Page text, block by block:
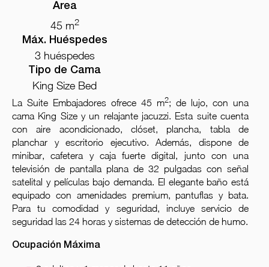
Área
45 m2
Máx. Huéspedes
3 huéspedes
Tipo de Cama
King Size Bed
La Suite Embajadores ofrece 45 m2; de lujo, con una
cama King Size y un relajante jacuzzi. Esta suite cuenta
con aire acondicionado, clóset, plancha, tabla de
planchar y escritorio ejecutivo. Además, dispone de
minibar, cafetera y caja fuerte digital, junto con una
televisión de pantalla plana de 32 pulgadas con señal
satelital y películas bajo demanda. El elegante baño está
equipado con amenidades premium, pantuflas y bata.
Para tu comodidad y seguridad, incluye servicio de
seguridad las 24 horas y sistemas de detección de humo.
Ocupación Máxima